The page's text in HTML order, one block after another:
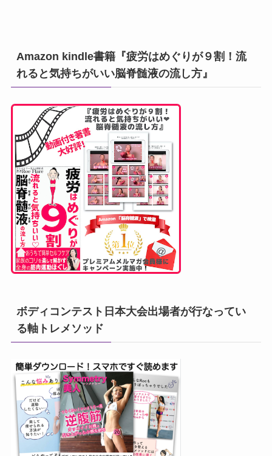
Amazon kindle書籍『疲労はめぐりが９割！流
れると気持ちがいい脳脊髄液の流し方』
ボディコンテスト日本大会出場者が行なってい
る軸トレメソッド